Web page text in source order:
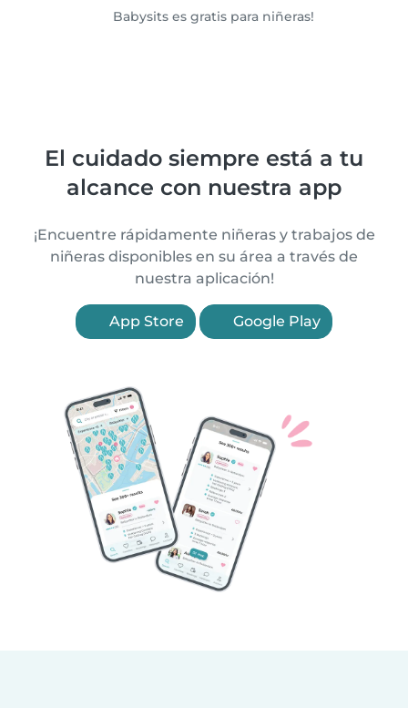
Babysits es gratis para niñeras!
El cuidado siempre está a tu
alcance con nuestra app
¡Encuentre rápidamente niñeras y trabajos de
niñeras disponibles en su área a través de
nuestra aplicación!
App Store Google Play